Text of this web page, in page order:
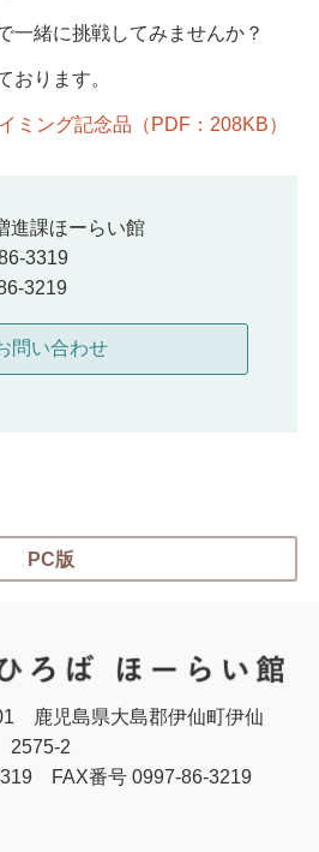
一緒に挑戦してみませんか？
おります。
ミング記念品（PDF：208KB）
進課ほーらい館
3319
3219
PC版
鹿児島県大島郡伊仙町伊仙
2575-2
FAX番号 0997-86-3219